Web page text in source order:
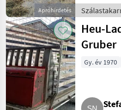
Gruber
3
Mengele
3
Steyr
3
Mind a 15
megjelenítése
MARKETPLACE
Apróhirdetés
pótkocsi
Heu-
Gruber
Gy. év 1970